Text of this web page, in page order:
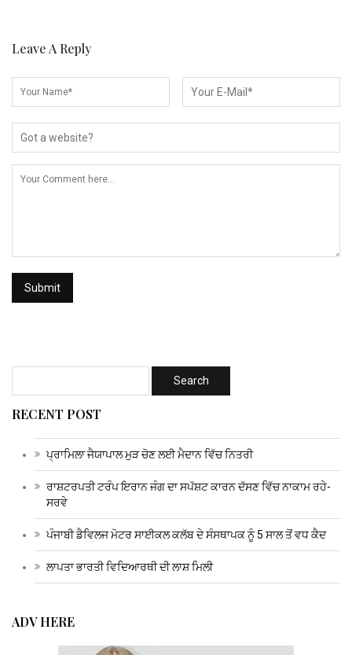
Leave A Reply
RECENT POST
ਪ੍ਰਾਮਿਲਾ ਜੈਯਾਪਾਲ ਮੁੜ ਚੋਣ ਲਈ ਮੈਦਾਨ ਵਿੱਚ ਨਿਤਰੀ
ਰਾਸ਼ਟਰਪਤੀ ਟਰੰਪ ਇਰਾਨ ਜੰਗ ਦਾ ਸਪੱਸ਼ਟ ਕਾਰਨ ਦੱਸਣ ਵਿੱਚ ਨਾਕਾਮ ਰਹੇ-
ਸਰਵੇ
ਪੰਜਾਬੀ ਡੈਵਿਲਜ ਮੋਟਰ ਸਾਈਕਲ ਕਲੱਬ ਦੇ ਸੰਸਥਾਪਕ ਨੂੰ 5 ਸਾਲ ਤੋਂ ਵਧ ਕੈਦ
ਲਾਪਤਾ ਭਾਰਤੀ ਵਿਦਿਆਰਥੀ ਦੀ ਲਾਸ਼ ਮਿਲੀ
ADV HERE